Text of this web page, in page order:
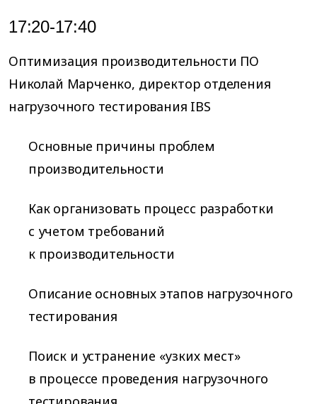
17:20-17:40
Оптимизация производительности ПО
Николай Марченко, директор отделения
нагрузочного тестирования IBS
Основные причины проблем
производительности
Как организовать процесс разработки
с учетом требований
к производительности
Описание основных этапов нагрузочного
тестирования
Поиск и устранение «узких мест»
в процессе проведения нагрузочного